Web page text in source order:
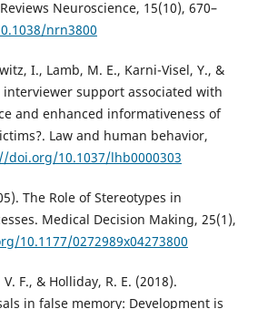
Neuroscience, 15(10), 670–
nrn3800
I., Lamb, M. E., Karni-Visel, Y., &
interviewer support associated with
and enhanced informativeness of
Law and human behavior,
doi.org/10.1037/lhb0000303
The Role of Stereotypes in
Medical Decision Making, 25(1),
10.1177/0272989x04273800
F., & Holliday, R. E. (2018).
in false memory: Development is